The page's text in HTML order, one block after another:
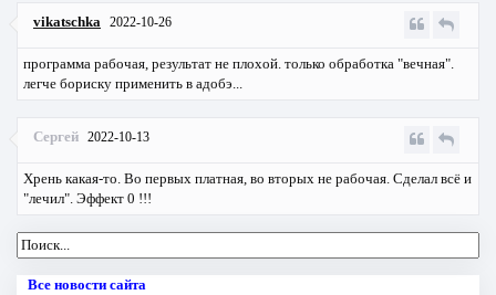
vikatschka 2022-10-26
программа рабочая, результат не плохой. только обработка "вечная".
легче бориску применить в адобэ...
Сергей 2022-10-13
Хрень какая-то. Во первых платная, во вторых не рабочая. Сделал всё и
"лечил". Эффект 0 !!!
Все новости сайта